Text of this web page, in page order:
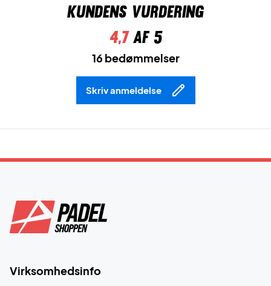
Kundens vurdering
4,7af 5
16 bedømmelser
Skriv anmeldelse
Virksomhedsinfo